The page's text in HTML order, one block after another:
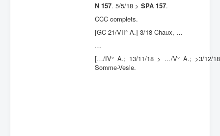
N 157. 5/5/18 > SPA 157.
CCC complets.
[GC 21/VII° A.] 3/18 Chaux, …
…
[…/IV° A.; 13/11/18 > …/V° A.; >3/12/
Somme-Vesle.